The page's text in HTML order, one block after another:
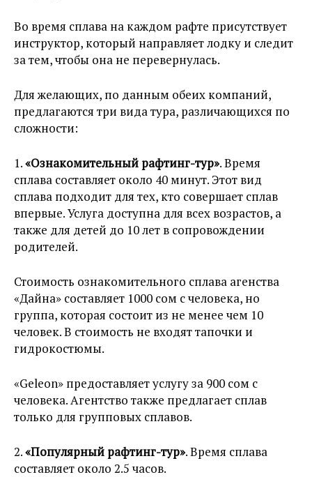
Во время сплава на каждом рафте присутствует
инструктор, который направляет лодку и следит
за тем, чтобы она не перевернулась.
Для желающих, по данным обеих компаний,
предлагаются три вида тура, различающихся по
сложности:
1.«Ознакомительный рафтинг-тур». Время
сплава составляет около 40 минут. Этот вид
сплава подходит для тех, кто совершает сплав
впервые. Услуга доступна для всех возрастов, а
также для детей до 10 лет в сопровождении
родителей.
Стоимость ознакомительного сплава агенства
«Дайна» составляет 1000 сом с человека, но
группа, которая состоит из не менее чем 10
человек. В стоимость не входят тапочки и
гидрокостюмы.
«Geleon» предоставляет услугу за 900 сом с
человека. Агентство также предлагает сплав
только для групповых сплавов.
2.«Популярный рафтинг-тур». Время сплава
составляет около 2.5 часов.